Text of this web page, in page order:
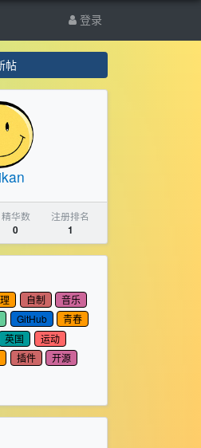
登录
帖
精华数
0
注册排名
1
自制
音乐
GitHub
青春
英国
运动
插件
开源